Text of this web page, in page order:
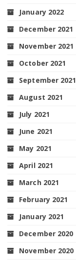
January 2022
December 2021
November 2021
October 2021
September 2021
August 2021
July 2021
June 2021
May 2021
April 2021
March 2021
February 2021
January 2021
December 2020
November 2020